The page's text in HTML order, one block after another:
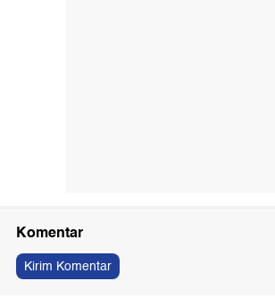
Komentar
Kirim Komentar